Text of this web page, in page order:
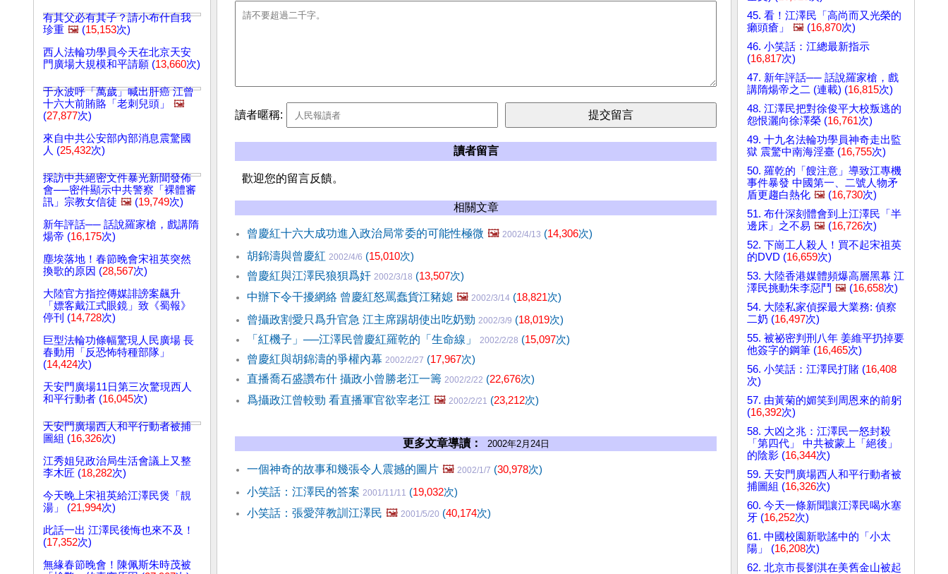
有其父必有其子？請小布什自我
珍重 🖼️ (15,153次)
西人法輪功學員今天在北京天安
門廣場大規模和平請願 (13,660次)
于永波呼「萬歲」喊出肝癌 江曾
十六大前賄賂「老刺兒頭」
🖼️
(27,877次)
來自中共公安部內部消息震驚國
人 (25,432次)
採訪中共絕密文件暴光新聞發佈
會──密件顯示中共警察「裸體審
訊」宗教女信徒 🖼️ (19,749次)
新年評話── 話說羅家槍，戲講隋
煬帝 (16,175次)
塵埃落地！春節晚會宋祖英突然
換歌的原因 (28,567次)
大陸官方指控傳媒誹謗案飆升
「嫖客戴江式眼鏡」致《蜀報》
停刊 (14,728次)
巨型法輪功條幅驚現人民廣場 長
春動用「反恐怖特種部隊」
(14,424次)
天安門廣場11日第三次驚現西人
和平行動者 (16,045次)
天安門廣場西人和平行動者被捕
圖組 (16,326次)
江秀姐兒政治局生活會議上又整
李木匠 (18,282次)
今天晚上宋祖英給江澤民煲「靚
湯」 (21,994次)
此話一出 江澤民後悔也來不及！
(17,352次)
無緣春節晚會！陳佩斯朱時茂被
讀者暱稱:
讀者留言
歡迎您的留言反饋。
相關文章
曾慶紅十六大成功進入政治局常委的可能性極微 🖼️ 2002/4/13 (14,306次)
胡錦濤與曾慶紅 2002/4/6 (15,010次)
曾慶紅與江澤民狼狽爲奸 2002/3/18 (13,507次)
中辦下令干擾網絡 曾慶紅怒罵蠢貨江豬媳 🖼️ 2002/3/14 (18,821次)
曾攝政割愛只爲升官急 江主席踢胡使出吃奶勁 2002/3/9 (18,019次)
「紅機子」──江澤民曾慶紅羅乾的「生命線」
2002/2/28 (15,097次)
曾慶紅與胡錦濤的爭權內幕 2002/2/27 (17,967次)
直播喬石盛讚布什 攝政小曾勝老江一籌 2002/2/22 (22,676次)
爲攝政江曾較勁 看直播軍官欲宰老江 🖼️ 2002/2/21 (23,212次)
更多文章導讀： 2002年2月24日
一個神奇的故事和幾張令人震撼的圖片 🖼️ 2002/1/7 (30,978次)
小笑話：江澤民的答案 2001/11/11 (19,032次)
小笑話：張愛萍教訓江澤民 🖼️ 2001/5/20 (40,174次)
45. 看！江澤民「高尚而又光榮的
癩頭瘡」
🖼️ (16,870次)
46. 小笑話：江總最新指示
(16,817次)
47. 新年評話── 話說羅家槍，戲
講隋煬帝之二 (連載) (16,815次)
48. 江澤民把對徐俊平大校叛逃的
怨恨灑向徐澤榮 (16,761次)
49. 十九名法輪功學員神奇走出監
獄 震驚中南海淫臺 (16,755次)
50. 羅乾的「餿注意」導致江專機
事件暴發 中國第一、二號人物矛
盾更趨白熱化 🖼️ (16,730次)
51. 布什深刻體會到上江澤民「半
邊床」之不易 🖼️ (16,726次)
52. 下崗工人殺人！買不起宋祖英
的DVD (16,659次)
53. 大陸香港媒體頻爆高層黑幕 江
澤民挑動朱李惡鬥 🖼️ (16,658次)
54. 大陸私家偵探最大業務: 偵察
二奶 (16,497次)
55. 被祕密判刑八年 姜維平扔掉要
他簽字的鋼筆 (16,465次)
56. 小笑話：江澤民打賭 (16,408
次)
57. 由黃菊的媚笑到周恩來的前躬
(16,392次)
58. 大凶之兆：江澤民一怒封殺
「第四代」 中共被蒙上「絕後」
的陰影 (16,344次)
59. 天安門廣場西人和平行動者被
捕圖組 (16,326次)
60. 今天一條新聞讓江澤民喝水塞
牙 (16,252次)
61. 中國校園新歌謠中的「小太
陽」 (16,208次)
62. 北京市長劉淇在美舊金山被起